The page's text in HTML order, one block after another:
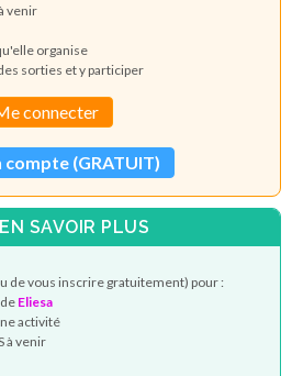
venir
organise
sorties et y participer
connecter
compte (GRATUIT)
SAVOIR PLUS
de vous inscrire gratuitement) pour :
Eliesa
activité
à venir